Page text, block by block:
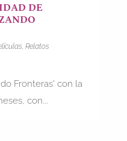
DE
, Relatos
Fronteras' con la
con...